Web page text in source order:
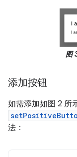
图
添加按钮
如需添加如图 2 所
法：